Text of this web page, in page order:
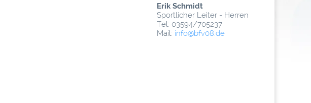
Erik Schmidt
Sportlicher Leiter - Herren
Tel: 03594/705237
Mail: info@­bfv08.de